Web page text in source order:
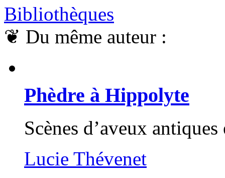
Bibliothèques
❦ Du même auteur :
Phèdre à Hippolyte
Scènes d’aveux
Lucie Thévenet